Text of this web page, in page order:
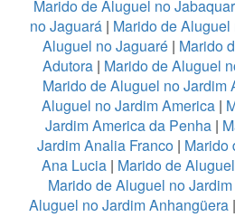
Marido de Aluguel no
no Jaguará| Marido de
Aluguel no Jaguaré| Marido
Adutora | Marido de Aluguel
Marido de Aluguel no Jardim
Aluguel no Jardim America |
Jardim America da Penha |
Jardim Analia Franco| Marido
Ana Lucia | Marido de
Marido de Aluguel no
Aluguel no Jardim Anhangüera|